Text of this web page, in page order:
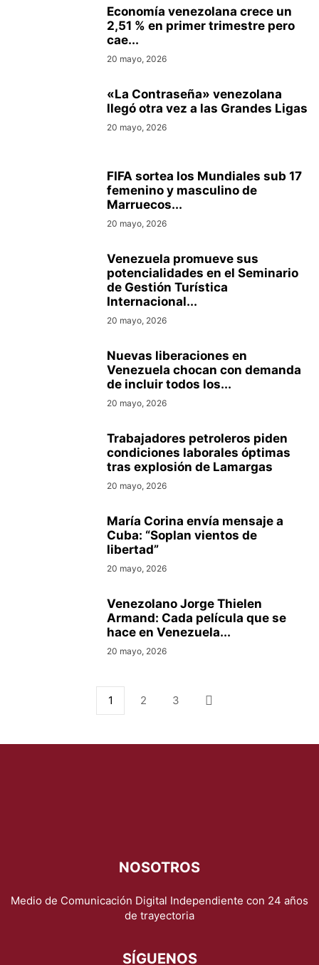
Economía venezolana crece un
2,51 % en primer trimestre pero
cae...
20 mayo, 2026
«La Contraseña» venezolana
llegó otra vez a las Grandes Ligas
20 mayo, 2026
FIFA sortea los Mundiales sub 17
femenino y masculino de
Marruecos...
20 mayo, 2026
Venezuela promueve sus
potencialidades en el Seminario
de Gestión Turística
Internacional...
20 mayo, 2026
Nuevas liberaciones en
Venezuela chocan con demanda
de incluir todos los...
20 mayo, 2026
Trabajadores petroleros piden
condiciones laborales óptimas
tras explosión de Lamargas
20 mayo, 2026
María Corina envía mensaje a
Cuba: “Soplan vientos de
libertad”
20 mayo, 2026
Venezolano Jorge Thielen
Armand: Cada película que se
hace en Venezuela...
20 mayo, 2026
1 2 3
NOSOTROS
Medio de Comunicación Digital Independiente con 24 años
de trayectoria
SÍGUENOS